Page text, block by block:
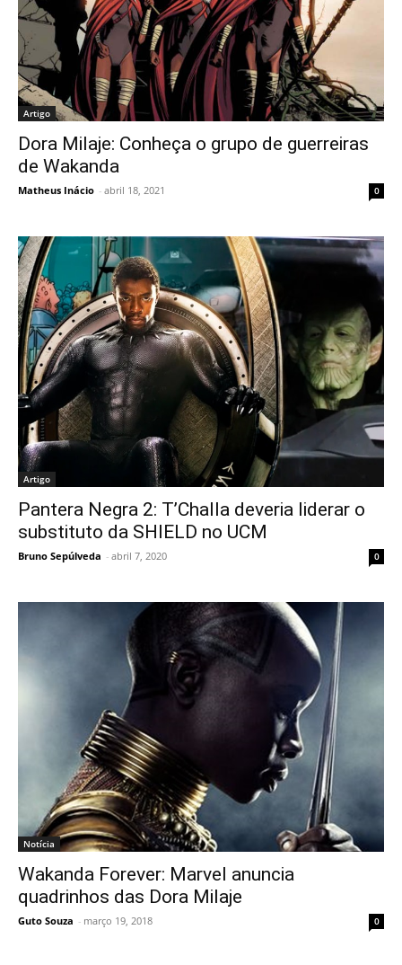
Artigo
Dora Milaje: Conheça o grupo de guerreiras
de Wakanda
Matheus Inácio - abril 18, 2021 0
Artigo
Pantera Negra 2: T’Challa deveria liderar o
substituto da SHIELD no UCM
Bruno Sepúlveda - abril 7, 2020 0
Notícia
Wakanda Forever: Marvel anuncia
quadrinhos das Dora Milaje
Guto Souza - março 19, 2018 0